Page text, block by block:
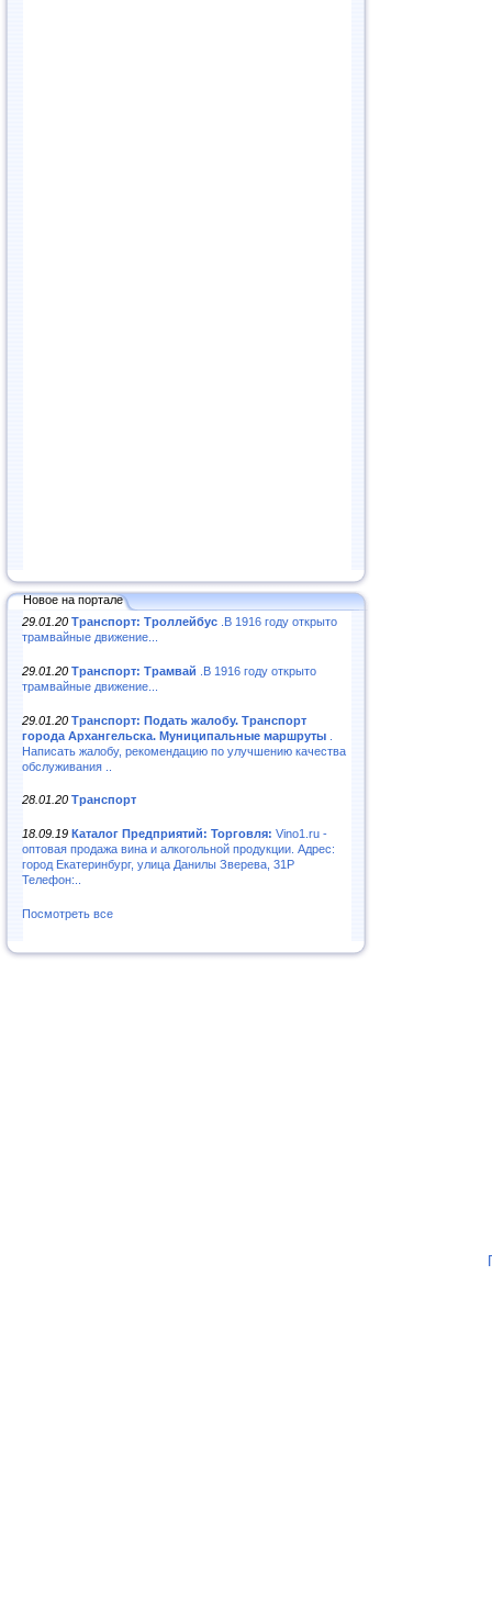
Новое на портале
29.01.20 Транспорт: Троллейбус .В 1916 году открыто
трамвайные движение...
29.01.20 Транспорт: Трамвай .В 1916 году открыто
трамвайные движение...
29.01.20 Транспорт: Подать жалобу. Транспорт
города Архангельска. Муниципальные маршруты
Написать жалобу, рекомендацию по улучшению качества
обслуживания ..
28.01.20 Транспорт
18.09.19 Каталог Предприятий: Торговля: Vino1.ru -
оптовая продажа вина и алкогольной продукции. Адрес:
город Екатеринбург, улица Данилы Зверева, 31Р
Телефон:..
Посмотреть все